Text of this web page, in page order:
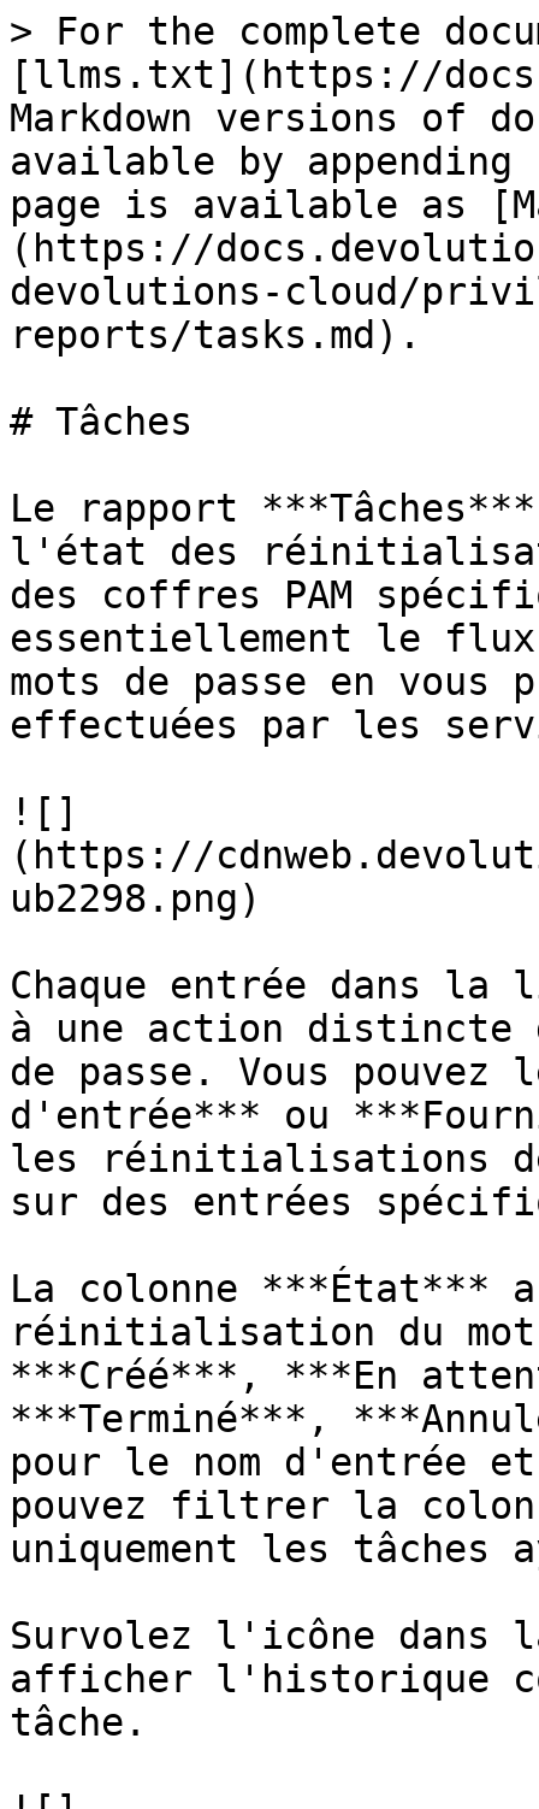
> For the complete
[llms.txt](https://
Markdown versions of
available by
page is available as
(https://
devolutions-cloud/
reports/tasks.md).
# Tâches
Le rapport
l'état des
des coffres PAM
essentiellement le
mots de passe en
effectuées par les
![]
(https://
ub2298.png)
Chaque entrée dans la
à une action
de passe. Vous
d'entrée*** ou
les réinitialisations de
sur des entrées
La colonne
réinitialisation du
***Créé***, ***En
***Terminé***,
pour le nom d'entrée
pouvez filtrer la
uniquement les
Survolez l'icône
afficher l'historique
tâche.